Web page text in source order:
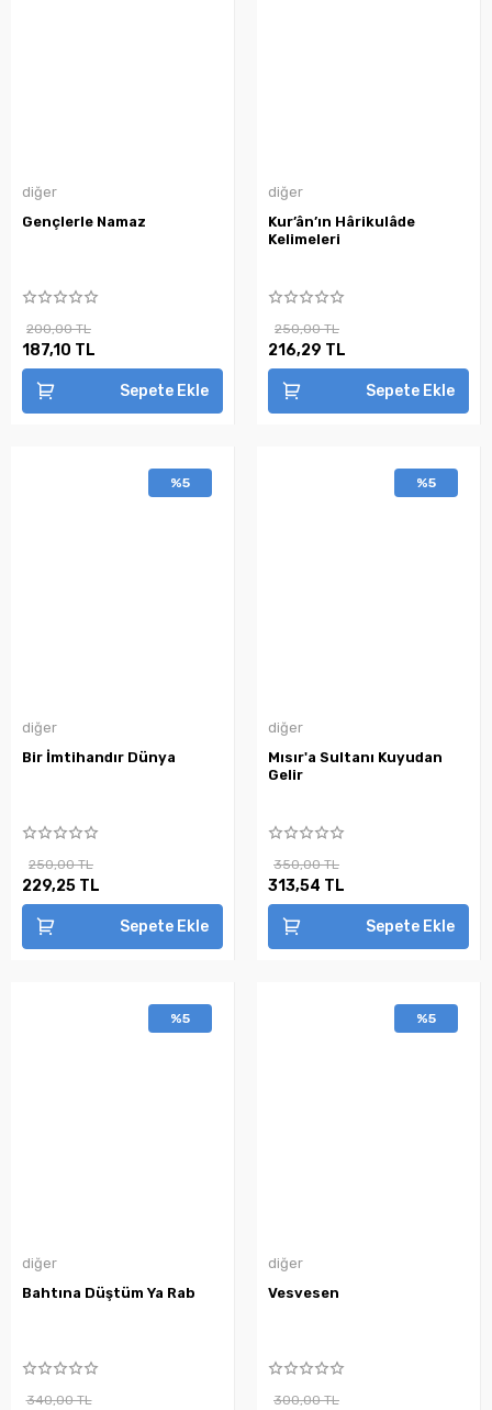
diğer
Gençlerle Namaz
200,00 TL
187,10 TL
Sepete Ekle
diğer
Kur’ân’ın Hârikulâde
Kelimeleri
250,00 TL
216,29 TL
Sepete Ekle
%5
diğer
Bir İmtihandır Dünya
250,00 TL
229,25 TL
Sepete Ekle
%5
diğer
Mısır'a Sultanı Kuyudan
Gelir
350,00 TL
313,54 TL
Sepete Ekle
%5
diğer
Bahtına Düştüm Ya Rab
340,00 TL
%5
diğer
Vesvesen
300,00 TL